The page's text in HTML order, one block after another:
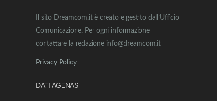
Il sito Dreamcom.it è creato e gestito dall’Ufficio
Comunicazione. Per ogni informazione
contattare la redazione info@dreamcom.it
Privacy Policy
DATI AGENAS